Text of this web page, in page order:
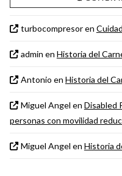
turbocompresoren
admin en Historia del
Antonio en Historia del
Miguel Angel en Disabled
personas con movilidad
Miguel Angel en Historia